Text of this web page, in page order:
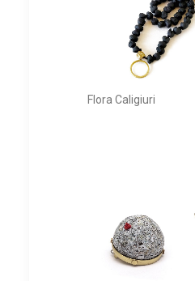
Flora Caligiuri